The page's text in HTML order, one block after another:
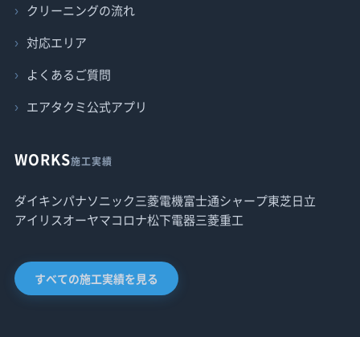
クリーニングの流れ
対応エリア
よくあるご質問
エアタクミ公式アプリ
WORKS施工実績
ダイキンパナソニック三菱電機富士通シャープ東芝日立
アイリスオーヤマコロナ松下電器三菱重工
すべての施工実績を見る